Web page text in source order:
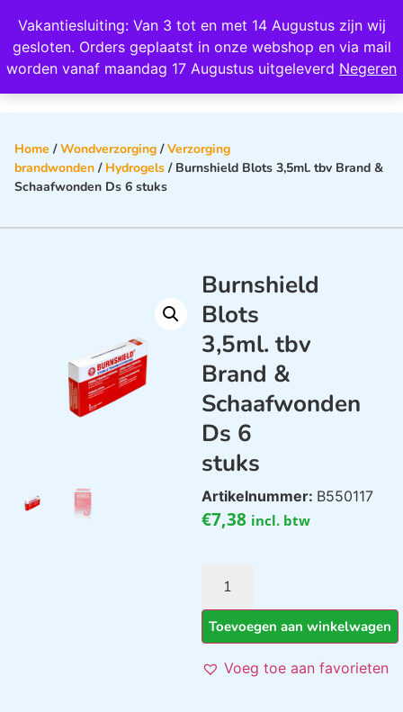
Vakantiesluiting: Van 3 tot en met 14 Augustus zijn wij
gesloten. Orders geplaatst in onze webshop en via mail
worden vanaf maandag 17 Augustus uitgeleverd Negeren
Wij scoren een 4,8 op Google
Home /Wondverzorging /Verzorging
brandwonden / Hydrogels / Burnshield Blots 3,5ml. tbv Brand &
Schaafwonden Ds 6 stuks
Burnshield
Blots
3,5ml. tbv
Brand &
Schaafwonden
Ds 6
stuks
Artikelnummer: B550117
€7,38 incl. btw
Toevoegen aan winkelwagen
Voeg toe aan favorieten